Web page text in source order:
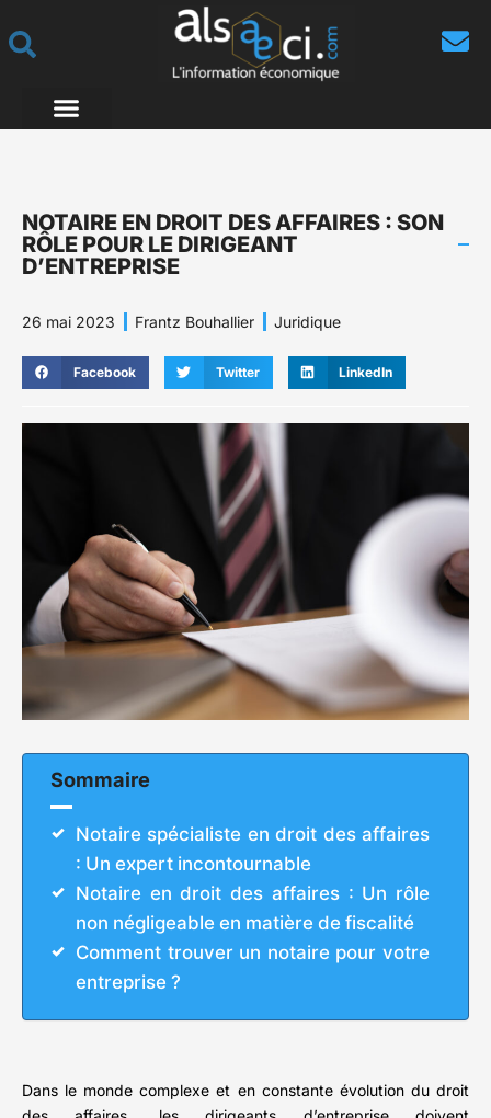
NOTAIRE EN DROIT DES AFFAIRES : SON
RÔLE POUR LE DIRIGEANT
D’ENTREPRISE
26 mai 2023 Frantz Bouhallier Juridique
Facebook Twitter LinkedIn
Sommaire
Notaire spécialiste en droit des affaires
: Un expert incontournable
Notaire en droit des affaires : Un rôle
non négligeable en matière de fiscalité
Comment trouver un notaire pour votre
entreprise ?
Dans le monde complexe et en constante évolution du droit